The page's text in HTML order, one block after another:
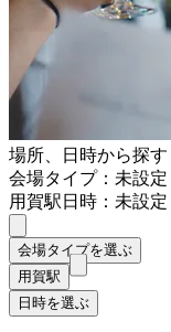
場所、日時から探す
会場タイプ：未設定
用賀駅日時：未設定
会場タイプを選ぶ
用賀駅
日時を選ぶ